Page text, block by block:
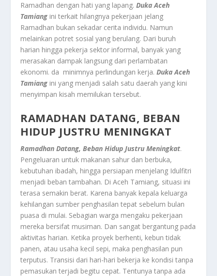
Ramadhan dengan hati yang lapang.Duka Aceh
Tamiang ini terkait hilangnya pekerjaan jelang
Ramadhan bukan sekadar cerita individu. Namun
melainkan potret sosial yang berulang. Dari buruh
harian hingga pekerja sektor informal, banyak yang
merasakan dampak langsung dari perlambatan
ekonomi. da minimnya perlindungan kerja.Duka Aceh
Tamiang ini yang menjadi salah satu daerah yang kini
menyimpan kisah memilukan tersebut.
RAMADHAN DATANG, BEBAN
HIDUP JUSTRU MENINGKAT
Ramadhan Datang, Beban Hidup Justru Meningkat.
Pengeluaran untuk makanan sahur dan berbuka,
kebutuhan ibadah, hingga persiapan menjelang Idulfitri
menjadi beban tambahan. Di Aceh Tamiang, situasi ini
terasa semakin berat. Karena banyak kepala keluarga
kehilangan sumber penghasilan tepat sebelum bulan
puasa di mulai. Sebagian warga mengaku pekerjaan
mereka bersifat musiman. Dan sangat bergantung pada
aktivitas harian. Ketika proyek berhenti, kebun tidak
panen, atau usaha kecil sepi, maka penghasilan pun
terputus. Transisi dari hari-hari bekerja ke kondisi tanpa
pemasukan terjadi begitu cepat. Tentunya tanpa ada